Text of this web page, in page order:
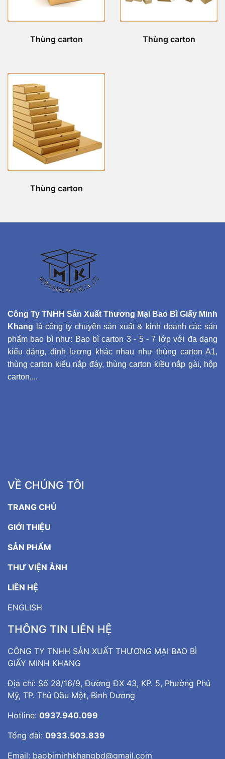
Thùng carton Thùng carton
Thùng carton
Công Ty TNHH Sản Xuất Thương Mại Bao Bì Giấy Minh
Khang là công ty chuyên sản xuất & kinh doanh các sản
phẩm bao bì như: Bao bì carton 3 - 5 - 7 lớp với đa dạng
kiểu dáng, định lượng khác nhau như thùng carton A1,
thùng carton kiểu nắp đáy, thùng carton kiều nắp gài, hộp
carton,...
VỀ CHÚNG TÔI
TRANG CHỦ
GIỚI THIỆU
SẢN PHẨM
THƯ VIỆN ẢNH
LIÊN HỆ
ENGLISH
THÔNG TIN LIÊN HỆ
CÔNG TY TNHH SẢN XUẤT THƯƠNG MẠI BAO BÌ
GIẤY MINH KHANG
Địa chỉ: Số 28/16/9, Đường ĐX 43, KP. 5, Phường Phú
Mỹ, TP. Thủ Dầu Một, Bình Dương
Hotline: 0937.940.099
Tổng đài: 0933.503.839
Email: baobiminhkhangbd@gmail.com